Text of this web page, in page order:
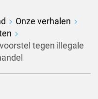
Onze verhalen
tegen illegale